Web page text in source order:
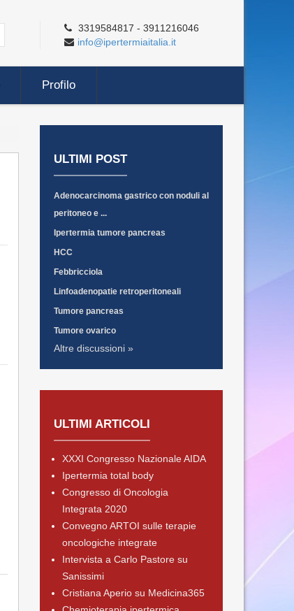
3319584817 - 3911216046
info@ipertermiaitalia.it
Profilo
ULTIMI POST
Adenocarcinoma gastrico con noduli al
peritoneo e ...
Ipertermia tumore pancreas
HCC
Febbricciola
Linfoadenopatie retroperitoneali
Tumore pancreas
Tumore ovarico
Altre discussioni »
ULTIMI ARTICOLI
XXXI Congresso Nazionale AIDA
Ipertermia total body
Congresso di Oncologia
Integrata 2020
Convegno ARTOI sulle terapie
oncologiche integrate
Intervista a Carlo Pastore su
Sanissimi
Cristiana Aperio su Medicina365